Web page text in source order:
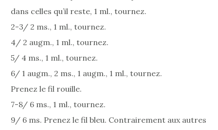
dans celles qu’il reste, 1 ml., tournez.
2-3/ 2 ms., 1 ml., tournez.
4/ 2 augm., 1 ml., tournez.
5/ 4 ms., 1 ml., tournez.
6/ 1 augm., 2 ms., 1 augm., 1 ml., tournez.
Prenez le fil rouille.
7-8/ 6 ms., 1 ml., tournez.
9/ 6 ms. Prenez le fil bleu. Contrairement aux autres